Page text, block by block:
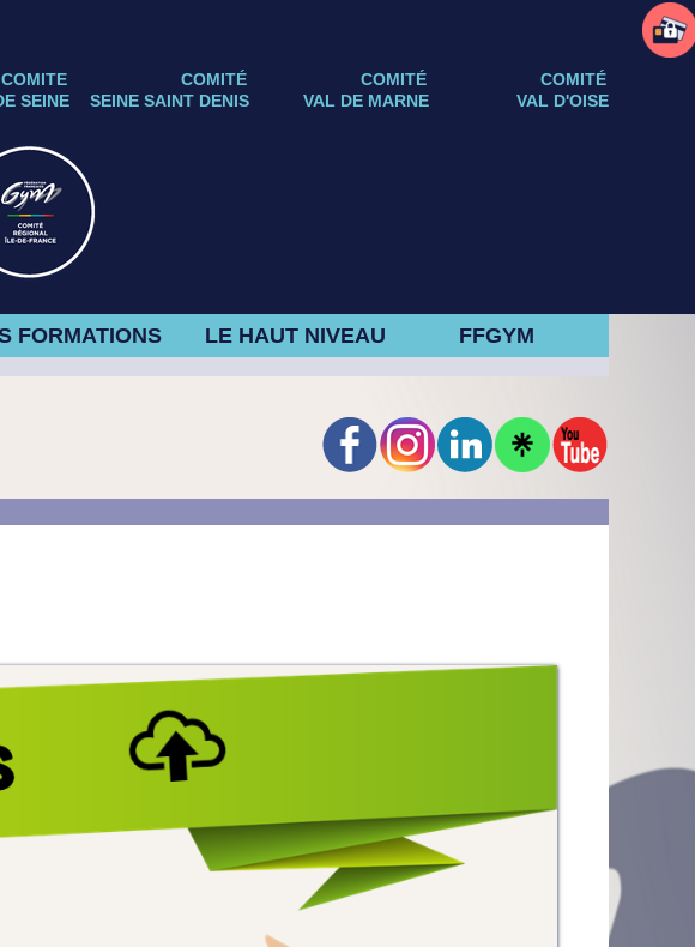
COMITÉ
COMITÉ
COMITÉ
COMITE
VAL D'OISE
VAL DE MARNE
SEINE SAINT DENIS
SEINE
FORMATIONS LE HAUT NIVEAU FFGYM